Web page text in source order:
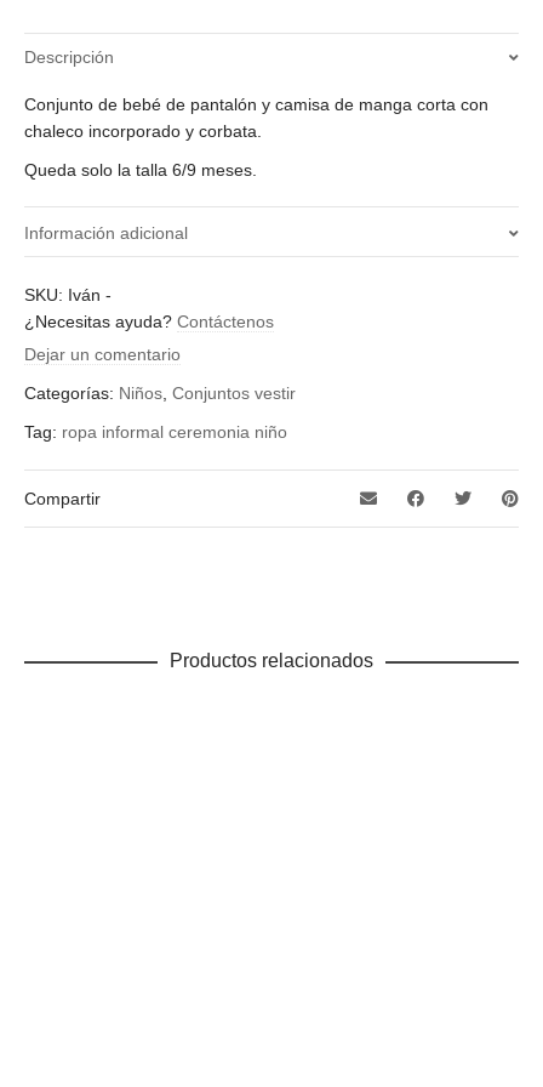
Descripción
Conjunto de bebé de pantalón y camisa de manga corta con
chaleco incorporado y corbata.
Queda solo la talla 6/9 meses.
Información adicional
¿Qué talla quieres?
6-9 meses
SKU: Iván -
¿Necesitas ayuda? Contáctenos
Dejar un comentario
Categorías: Niños Conjuntos vestir
Tag: ropa informal ceremonia niño
Compartir
Productos relacionados